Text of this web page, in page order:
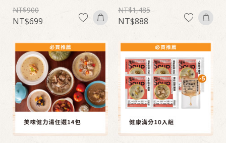
900
699
1,485
888